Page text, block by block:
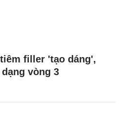
filler 'tạo dáng',
vòng 3